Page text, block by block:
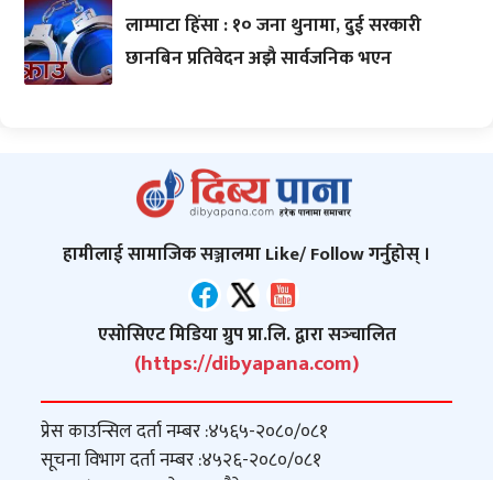
लाम्पाटा हिंसा : १० जना थुनामा, दुई सरकारी
छानबिन प्रतिवेदन अझै सार्वजनिक भएन
हामीलाई सामाजिक सञ्जालमा Like/ Follow गर्नुहोस् ।
एसोसिएट मिडिया ग्रुप प्रा.लि. द्वारा सञ्‍चालित
(https://dibyapana.com)
प्रेस काउन्सिल दर्ता नम्बर :४५६५-२०८०/०८१
सूचना विभाग दर्ता नम्बर :४५२६-२०८०/०८१